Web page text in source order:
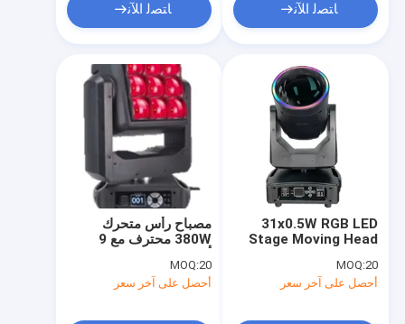
ﺎﺘﺼﻟ ﺍﻶﻧ ﺎﺘﺼﻟ ﺍﻶﻧ
مصباح رأس متحرك
380W محترف مع 9
Control
MOQ:20
أحصل على آخر سعر
31x0.5W RGB LED
Stage Moving Head
مع قرص الذرة
MOQ:20
أحصل على آخر سعر